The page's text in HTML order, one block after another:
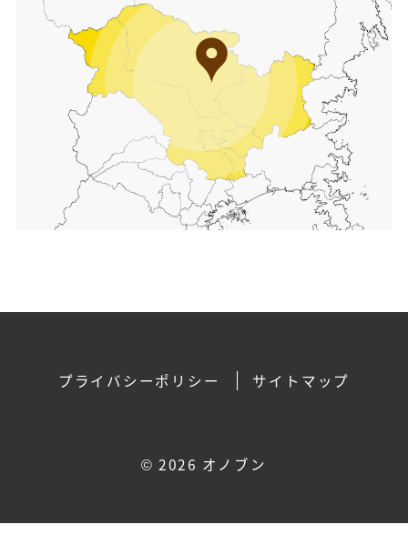
プライバシーポリシー サイトマップ
© 2026 オノブン